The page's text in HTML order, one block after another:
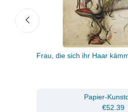
Frau, die sich ihr Haar
Papier-
€52.39